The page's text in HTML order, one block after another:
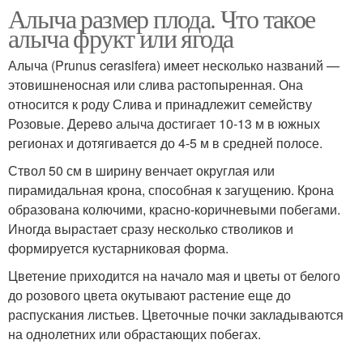
Вино из жёлтой алычи Варение из алычи
Алыча от сливы Слив от алычи
Алыча размер плода. Что такое
алыча фрукт или ягода
Алыча (Prunus cerasifera) имеет несколько названий —
этовишненосная или слива растопыренная. Она
относится к роду Слива и принадлежит семейству
Розовые. Дерево алыча достигает 10-13 м в южных
регионах и дотягивается до 4-5 м в средней полосе.
Ствол 50 см в ширину венчает округлая или
пирамидальная крона, способная к загущению. Крона
образована колючими, красно-коричневыми побегами.
Иногда вырастает сразу несколько стволиков и
формируется кустарниковая форма.
Цветение приходится на начало мая и цветы от белого
до розового цвета окутывают растение еще до
распускания листьев. Цветочные почки закладываются
на однолетних или обрастающих побегах.